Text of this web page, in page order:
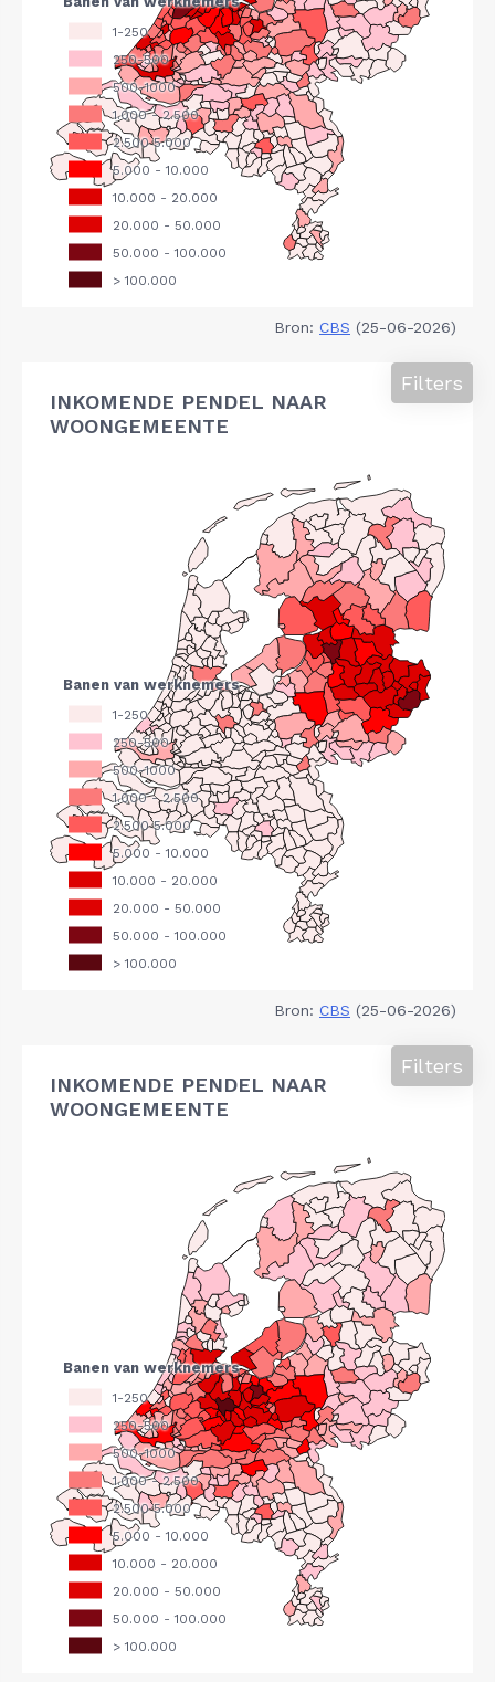
Bron: CBS (25-06-2026)
INKOMENDE PENDEL NAAR
WOONGEMEENTE
Filters
Bron: CBS (25-06-2026)
INKOMENDE PENDEL NAAR
WOONGEMEENTE
Filters